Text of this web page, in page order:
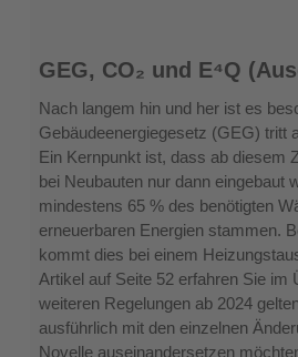
GEG,
CO₂
und
E⁴Q
(Ausgabe
6.2023)
GEG, CO₂ und E⁴Q
Nach langem hin und her ist es
Gebäudeenergiegesetz (GEG) tritt
Ein Kernpunkt ist, dass ab diesem
bei Neubauten nur dann eingebaut
mindestens 65 % des benötigten
erneuerbaren Energien stammen.
kommt dies bei einem
Artikel auf Seite 52 erfahren Sie im
weiteren Regelungen ab 2024
ausführlich mit den einzelnen
Novelle auseinandersetzen